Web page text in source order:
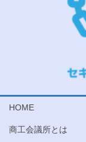
HOME
商工会議所とは